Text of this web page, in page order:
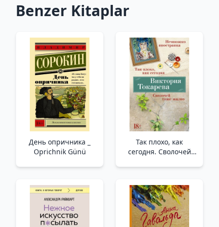
Benzer Kitaplar
День опричника _
Oprichnik Günü
Так плохо, как
сегодня. Сволочей
обл.) /Bugünkü Kadar
Kötü. O Şerefsizlere
De Üzülüyorum. Biraz
Yabancı